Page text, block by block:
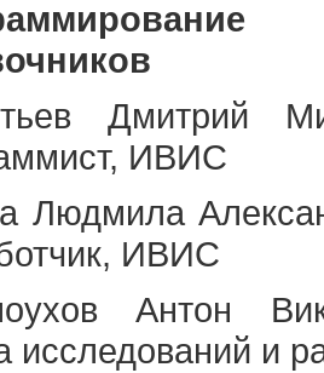
Дмитрий
ИВИС
Людмила
ИВИС
Антон
исследований и